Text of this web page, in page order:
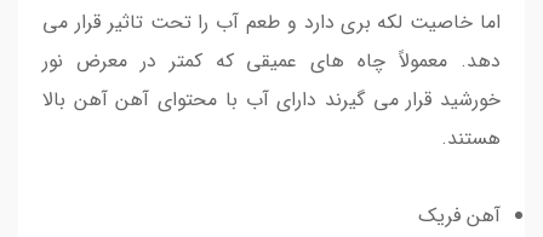
اما خاصیت لکه بری دارد و طعم آب را تحت تاثیر قرار می
دهد. معمولاً چاه های عمیقی که کمتر در معرض نور
خورشید قرار می گیرند دارای آب با محتوای آهن آهن بالا
هستند.
آهن فریک